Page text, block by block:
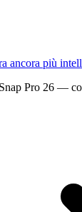
ancora più
Pro 26 —